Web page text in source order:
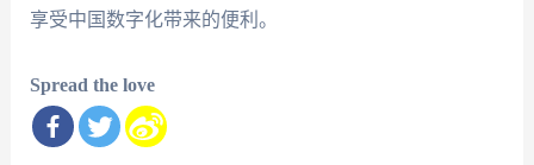
享受中国数字化带来的便利。
Spread the love